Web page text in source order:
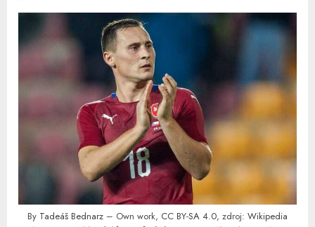
By Tadeáš Bednarz – Own work, CC BY-SA 4.0, zdroj: Wikipedia